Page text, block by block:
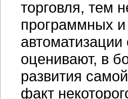
торговля, тем
программных
оценивают, в
развития
факт